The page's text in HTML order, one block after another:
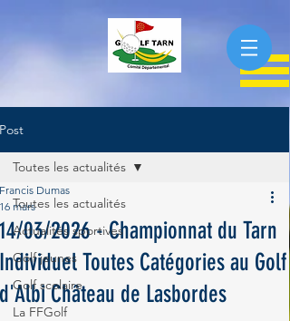
Post
Toutes les actualités
Actualités sportives
Golf jeunes
Golf scolaire
La FFGolf
Toutes les actualités
14/03/2026 - Championnat du Tarn
Individuel Toutes Catégories au Golf
d'Albi Château de Lasbordes
Francis Dumas
16 mars